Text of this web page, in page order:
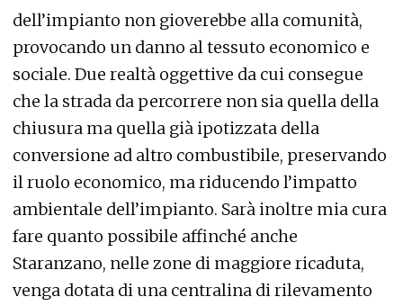
dell’impianto non gioverebbe alla comunità,
provocando un danno al tessuto economico e
sociale. Due realtà oggettive da cui consegue
che la strada da percorrere non sia quella della
chiusura ma quella già ipotizzata della
conversione ad altro combustibile, preservando
il ruolo economico, ma riducendo l’impatto
ambientale dell’impianto. Sarà inoltre mia cura
fare quanto possibile affinché anche
Staranzano, nelle zone di maggiore ricaduta,
venga dotata di una centralina di rilevamento